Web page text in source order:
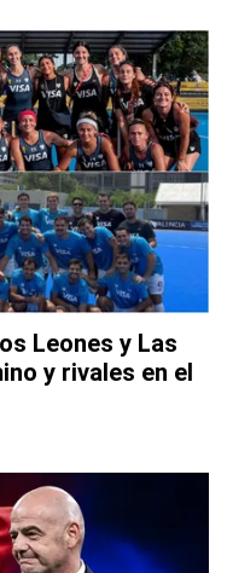
Leones y Las
y rivales en el